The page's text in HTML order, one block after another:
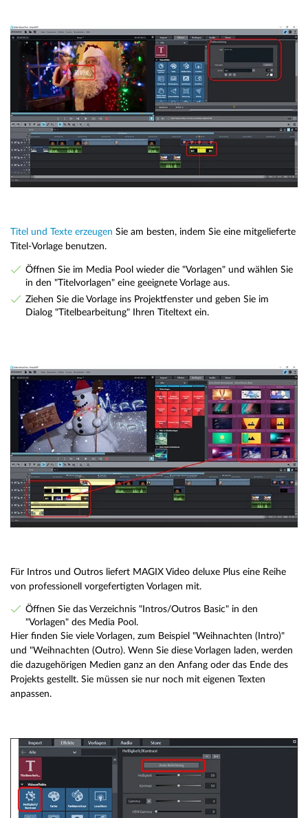
Titel und Texte erzeugen Sie am besten, indem Sie eine mitgelieferte
Titel-Vorlage benutzen.
Öffnen Sie im Media Pool wieder die "Vorlagen" und wählen Sie
in den "Titelvorlagen" eine geeignete Vorlage aus.
Ziehen Sie die Vorlage ins Projektfenster und geben Sie im
Dialog "Titelbearbeitung" Ihren Titeltext ein.
Für Intros und Outros liefert MAGIX Video deluxe Plus eine Reihe
von professionell vorgefertigten Vorlagen mit.
Öffnen Sie das Verzeichnis "Intros/Outros Basic" in den
"Vorlagen" des Media Pool.
Hier finden Sie viele Vorlagen, zum Beispiel "Weihnachten (Intro)"
und "Weihnachten (Outro). Wenn Sie diese Vorlagen laden, werden
die dazugehörigen Medien ganz an den Anfang oder das Ende des
Projekts gestellt. Sie müssen sie nur noch mit eigenen Texten
anpassen.